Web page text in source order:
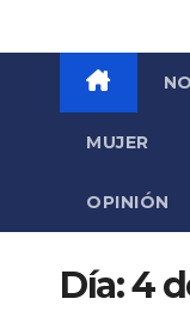
MUJER
OPINIÓN
Día:4